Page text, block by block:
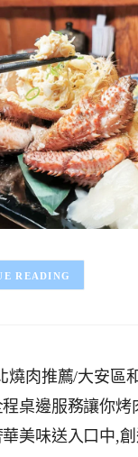
READING
燒肉推薦/大安區
桌邊服務讓你烤
美味送入口中,